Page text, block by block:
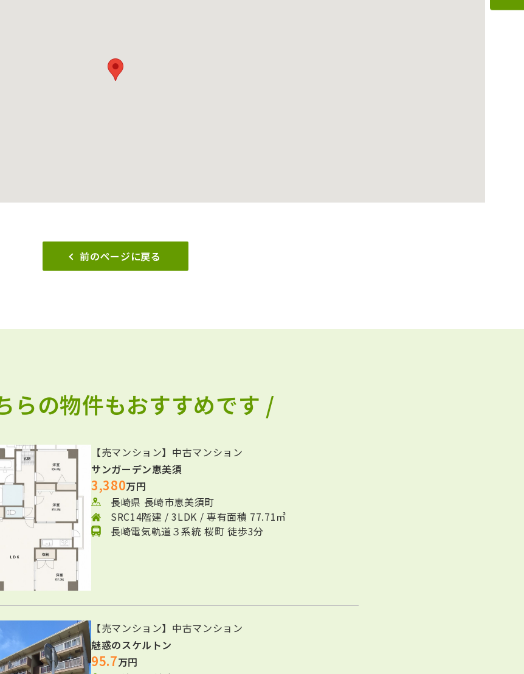
前のページに戻る
らの物件もおすすめです /
【売マンション】中古マンション
サンガーデン恵美須
3,380万円
長崎県 長崎市恵美須町
SRC14階建 / 3LDK / 専有面積 77.71㎡
長崎電気軌道３系統 桜町 徒歩3分
【売マンション】中古マンション
魅惑のスケルトン
95.7万円